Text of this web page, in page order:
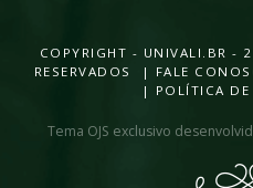
COPYRIGHT - UNIVALI.BR -
RESERVADOS |
FALE
| POLÍTICA
Tema OJS exclusivo